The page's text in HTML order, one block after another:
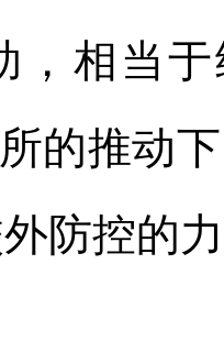
，相当
的推动
防控的